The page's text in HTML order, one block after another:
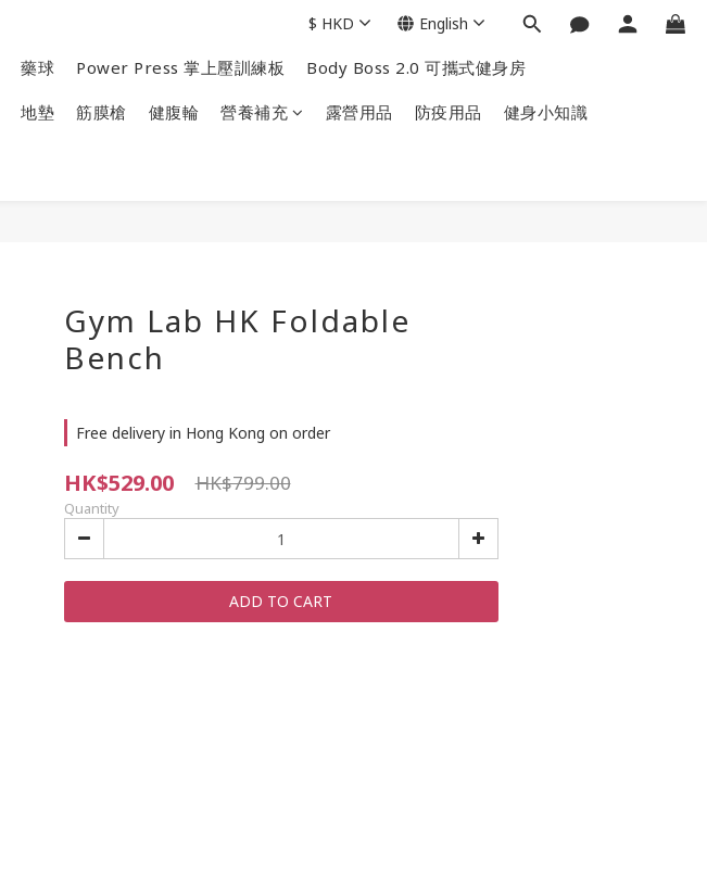
藥球 Power Press 掌上壓訓練板 Body Boss 2.0 可攜式健身房
地墊 筋膜槍 健腹輪 營養補充 露營用品 防疫用品 健身小知識
$ HKD English
Gym Lab HK Foldable
Bench
Free delivery in Hong Kong on order
HK$529.00 HK$799.00
Quantity
ADD TO CART